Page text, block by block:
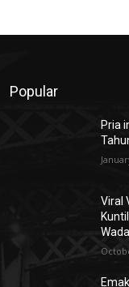
Popular
Pria
Viral